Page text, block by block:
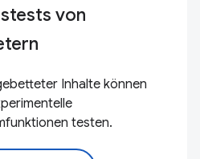
von
Inhalte können
testen.